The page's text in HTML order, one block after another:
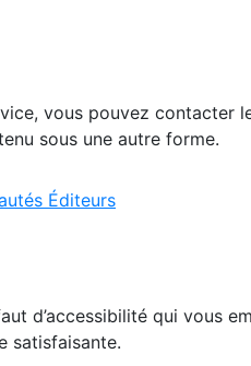
vous pouvez contacter
sous une autre forme.
Éditeurs
d’accessibilité qui vous
satisfaisante.